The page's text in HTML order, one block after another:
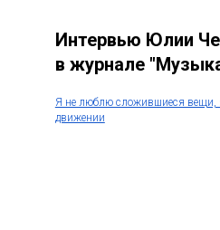
Интервью Юлии
в журнале
Я не люблю сложившиеся
движении